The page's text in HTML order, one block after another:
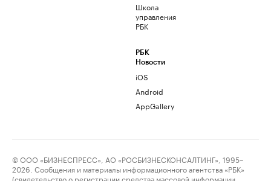
Школа
управления
РБК
РБК
Новости
iOS
Android
AppGallery
© ООО «БИЗНЕСПРЕСС», АО «РОСБИЗНЕСКОНСАЛТИНГ», 1995–
2026. Сообщения и материалы информационного агентства «РБК»
(свидетельство о регистрации средства массовой информации